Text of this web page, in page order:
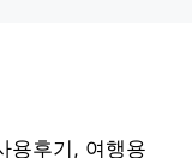
용후기, 여행용